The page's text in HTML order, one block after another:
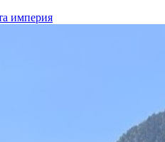
империя